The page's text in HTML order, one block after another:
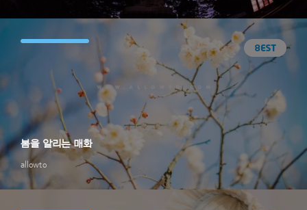
allowto
봄을 알리는 매화